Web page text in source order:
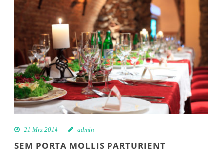
21 Mrz 2014 admin
SEM PORTA MOLLIS PARTURIENT